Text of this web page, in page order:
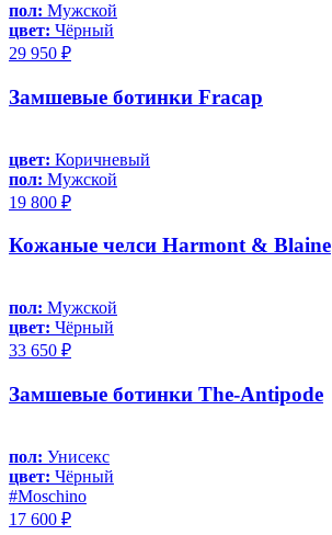
пол: Мужской
цвет: Чёрный
29 950 ₽
Замшевые ботинки Fracap
цвет: Коричневый
пол: Мужской
19 800 ₽
Кожаные челси Harmont & Blaine
пол: Мужской
цвет: Чёрный
33 650 ₽
Замшевые ботинки The-Antipode
пол: Унисекс
цвет: Чёрный
#Moschino
17 600 ₽